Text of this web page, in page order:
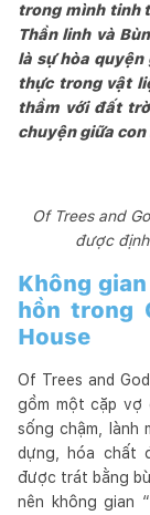
trong mình tinh
Thần linh và
là sự hòa
thực trong vật
thầm với đất
chuyện giữa
Of Trees and
được
Không
hồn trong
House
Of Trees and
gồm một cặp vợ
sống chậm, lành
dựng, hóa chất
được trát bằng
nên không gian